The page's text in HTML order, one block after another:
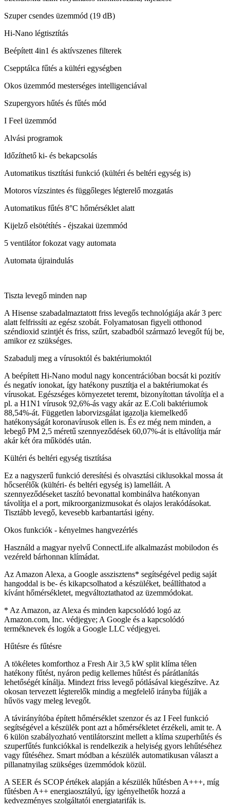
Szuper csendes üzemmód (19 dB)
Hi-Nano légtisztítás
Beépített 4in1 és aktívszenes filterek
Csepptálca fűtés a kültéri egységben
Okos üzemmód mesterséges intelligenciával
Szupergyors hűtés és fűtés mód
I Feel üzemmód
Alvási programok
Időzíthető ki- és bekapcsolás
Automatikus tisztítási funkció (kültéri és beltéri egység is)
Motoros vízszintes és függőleges légterelő mozgatás
Automatikus fűtés 8°C hőmérséklet alatt
Kijelző elsötétítés - éjszakai üzemmód
5 ventilátor fokozat vagy automata
Automata újraindulás
Tiszta levegő minden nap
A Hisense szabadalmaztatott friss levegős technológiája akár 3 perc
alatt felfrissíti az egész szobát. Folyamatosan figyeli otthonod
széndioxid szintjét és friss, szűrt, szabadból származó levegőt fúj be,
amikor ez szükséges.
Szabadulj meg a vírusoktól és baktériumoktól
A beépített Hi-Nano modul nagy koncentrációban bocsát ki pozitív
és negatív ionokat, így hatékony pusztítja el a baktériumokat és
vírusokat. Egészséges környezetet teremt, bizonyítottan távolítja el a
pl. a H1N1 vírusok 92,6%-ás vagy akár az E.Coli baktériumok
88,54%-át. Független laborvizsgálat igazolja kiemelkedő
hatékonyságát koronavírusok ellen is. És ez még nem minden, a
lebegő PM 2,5 méretű szennyeződések 60,07%-át is eltávolítja már
akár két óra működés után.
Kültéri és beltéri egység tisztítása
Ez a nagyszerű funkció deresítési és olvasztási ciklusokkal mossa át
hőcserélők (kültéri- és beltéri egység is) lamelláit. A
szennyeződéseket taszító bevonattal kombinálva hatékonyan
távolítja el a port, mikroorganizmusokat és olajos lerakódásokat.
Tisztább levegő, kevesebb karbantartási igény.
Okos funkciók - kényelmes hangvezérlés
Használd a magyar nyelvű ConnectLife alkalmazást mobilodon és
vezéreld bárhonnan klímádat.
Az Amazon Alexa, a Google asszisztens* segítségével pedig saját
hangoddal is be- és kikapcsolhatod a készüléket, beállíthatod a
kívánt hőmérsékletet, megváltoztathatod az üzemmódokat.
* Az Amazon, az Alexa és minden kapcsolódó logó az
Amazon.com, Inc. védjegye; A Google és a kapcsolódó
terméknevek és logók a Google LLC védjegyei.
Hűtésre és fűtésre
A tökéletes komforthoz a Fresh Air 3,5 kW split klíma télen
hatékony fűtést, nyáron pedig kellemes hűtést és párátlanítás
lehetőségét kínálja. Mindezt friss levegő pótlásával kiegészítve. Az
okosan tervezett légterelők mindig a megfelelő irányba fújják a
hűvös vagy meleg levegőt.
A távirányítóba épített hőmérséklet szenzor és az I Feel funkció
segítségével a készülék pont azt a hőmérsékletet érzékeli, amit te. A
6 külön szabályozható ventilátorszint mellett a klíma szuperhűtés és
szuperfűtés funkciókkal is rendelkezik a helyiség gyors lehűtéséhez
vagy fűtéséhez. Smart módban a készülék automatikusan választ a
pillanatnyilag szükséges üzemmódok közül.
A SEER és SCOP értékek alapján a készülék hűtésben A+++, míg
fűtésben A++ energiaosztályú, így igényelhetők hozzá a
kedvezményes szolgáltatói energiatarifák is.